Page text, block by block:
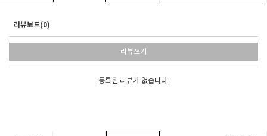
리뷰보드(0)
리뷰쓰기
등록된 리뷰가 없습니다.